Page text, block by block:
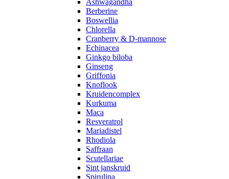
Ashwagandha
Berberine
Boswellia
Chlorella
Cranberry & D-mannose
Echinacea
Ginkgo biloba
Ginseng
Griffonia
Knoflook
Kruidencomplex
Kurkuma
Maca
Resveratrol
Mariadistel
Rhodiola
Saffraan
Scutellariae
Sint janskruid
Spirulina